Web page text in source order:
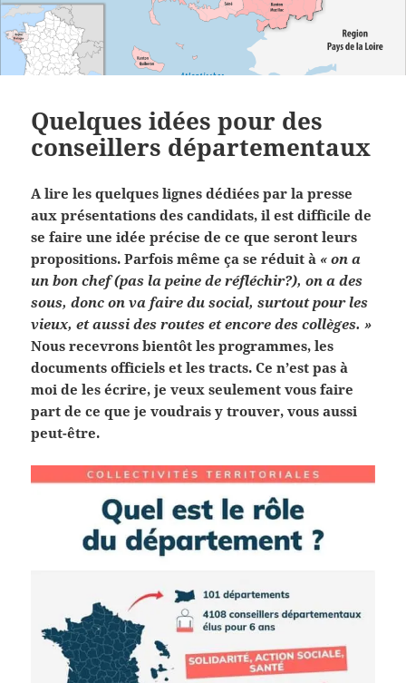
Quelques idées pour des
conseillers départementaux
A lire les quelques lignes dédiées par la presse
aux présentations des candidats, il est difficile de
se faire une idée précise de ce que seront leurs
propositions. Parfois même ça se réduit à « on a
un bon chef (pas la peine de réfléchir?), on a des
sous, donc on va faire du social, surtout pour les
vieux, et aussi des routes et encore des collèges. »
Nous recevrons bientôt les programmes, les
documents officiels et les tracts. Ce n’est pas à
moi de les écrire, je veux seulement vous faire
part de ce que je voudrais y trouver, vous aussi
peut-être.